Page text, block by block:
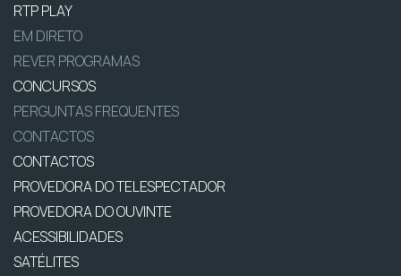
RTP PLAY
EM DIRETO
REVER PROGRAMAS
CONCURSOS
PERGUNTAS FREQUENTES
CONTACTOS
CONTACTOS
PROVEDORA DO TELESPECTADOR
PROVEDORA DO OUVINTE
ACESSIBILIDADES
SATÉLITES